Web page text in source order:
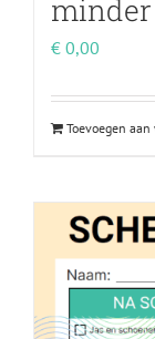
€ 0,00
Toevoegen